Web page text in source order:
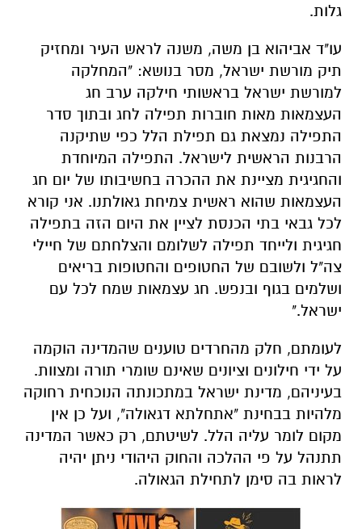
גלות.
עו"ד אביהוא בן משה, משנה לראש העיר ומחזיק
תיק מורשת ישראל, מסר בנושא: "המחלקה
למורשת ישראל בראשותי חילקה ערב חג
העצמאות מאות חוברות תפילה לחג ובתוך סדר
התפילה נמצאת גם תפילת הלל כפי שתיקנה
הרבנות הראשית לישראל. התפילה המיוחדת
והחגיגית מציינת את ההכרה בחשיבותו של יום חג
העצמאות שהוא ראשית צמיחת גאולתנו. אני קורא
לכל גבאי בתי הכנסת לציין את היום הזה בתפילה
חגיגית ולייחד תפילה לשלומם והצלחתם של חיילי
צה"ל ולשובם של החטופים והחטופות בריאים
ושלמים בגוף ובנפש. חג עצמאות שמח לכל עם
ישראל."
לעומתם, חלק מהחרדים טוענים שהמדינה הוקמה
על ידי חילונים וציונים שאינם שומרי תורה ומצוות.
בעיניהם, מדינת ישראל במתכונתה הנוכחית רחוקה
מלהיות בבחינת "אתחלתא דגאולה", ועל כן אין
מקום לומר עליה הלל. לשיטתם, רק כאשר המדינה
תתנהל על פי ההלכה והחוק היהודי ניתן יהיה
לראות בה סימן לתחילת הגאולה.